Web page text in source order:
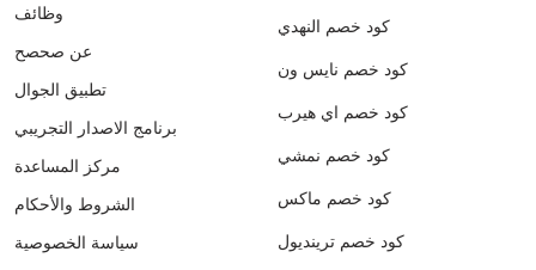
وظائف
عن صحصح
تطبيق الجوال
برنامج الاصدار التجريبي
مركز المساعدة
الشروط والأحكام
سياسة الخصوصية
كود خصم النهدي
كود خصم نايس ون
كود خصم اي هيرب
كود خصم نمشي
كود خصم ماكس
كود خصم ترينديول